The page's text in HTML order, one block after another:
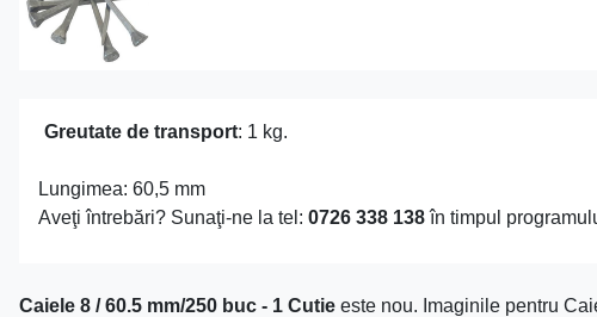
Greutate de transport: 1 kg.
Lungimea: 60,5 mm
Aveţi întrebări? Sunaţi-ne la tel: 0726 338 138în timpul
Caiele 8 / 60.5 mm/250 buc - 1 Cutie este nou. Imaginile pentru